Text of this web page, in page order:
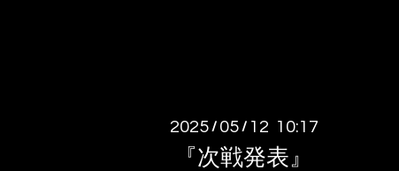
2025 / 05 / 12 10:17
『次戦発表』